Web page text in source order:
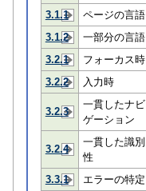
3.1.1 ページの言語
3.1.2
一部分の言語
3.2.1
フォーカス時
3.2.2
入力時
3.2.3
一貫したナビ
ゲーション
3.2.4
一貫した識別
性
3.3.1 エラーの特定